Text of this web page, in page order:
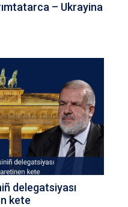
– Ukrayina
delegatsiyası
kete